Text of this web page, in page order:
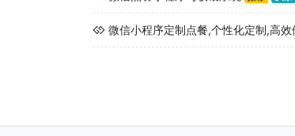
微信小程序定制点餐,个性化定制,高效